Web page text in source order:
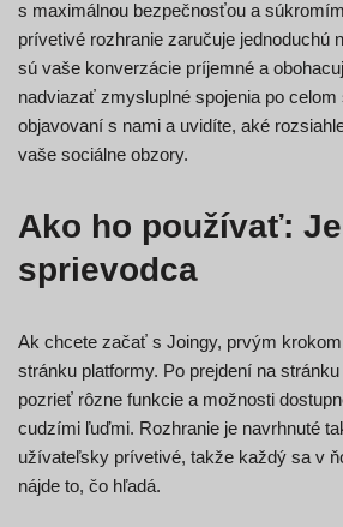
s maximálnou bezpečnosťou a
prívetivé rozhranie zaručuje jednoduchú
sú vaše konverzácie príjemné a
nadviazať zmysluplné spojenia po
objavovaní s nami a uvidíte, aké
vaše sociálne obzory.
Ako ho používať:
sprievodca
Ak chcete začať s Joingy, prvým
stránku platformy. Po prejdení na
pozrieť rôzne funkcie a možnosti
cudzími ľuďmi. Rozhranie je navrhnuté
užívateľsky prívetivé, takže každý sa v
nájde to, čo hľadá.